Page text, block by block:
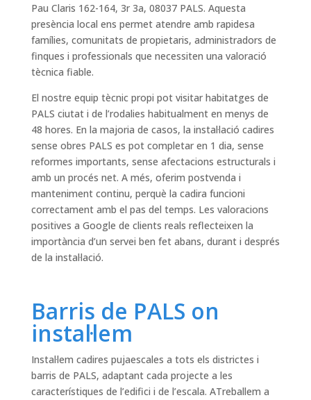
Pau Claris 162-164, 3r 3a, 08037 PALS. Aquesta
presència local ens permet atendre amb rapidesa
famílies, comunitats de propietaris, administradors de
finques i professionals que necessiten una valoració
tècnica fiable.
El nostre equip tècnic propi pot visitar habitatges de
PALS ciutat i de l’rodalies habitualment en menys de
48 hores. En la majoria de casos, la instal·lació cadires
sense obres PALS es pot completar en 1 dia, sense
reformes importants, sense afectacions estructurals i
amb un procés net. A més, oferim postvenda i
manteniment continu, perquè la cadira funcioni
correctament amb el pas del temps. Les valoracions
positives a Google de clients reals reflecteixen la
importància d’un servei ben fet abans, durant i després
de la instal·lació.
Barris de PALS on
instal·lem
Instal·lem cadires pujaescales a tots els districtes i
barris de PALS, adaptant cada projecte a les
característiques de l’edifici i de l’escala. ATreballem a